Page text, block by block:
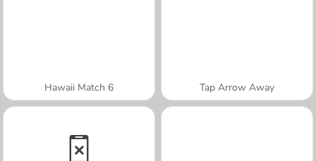
Hawaii Match 6 Tap Arrow Away